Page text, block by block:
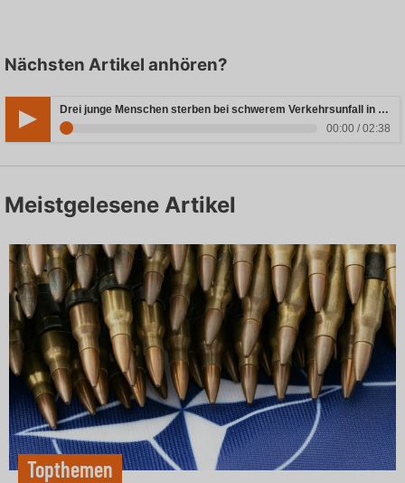
Nächsten Artikel anhören?
Drei junge Menschen sterben bei schwerem Verkehrsunfall in Rheinland-Pfalz
00:00 / 02:38
Meistgelesene Artikel
Topthemen